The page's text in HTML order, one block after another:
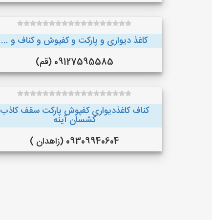
کاغذ دیواری و پارکت و کفپوش و کناف و ...
09127595585 (قم)
کناف کاغذدیواری کفپوش پارکت سقف کاذب
کشسان آینه
09309940604 (زاهدان )